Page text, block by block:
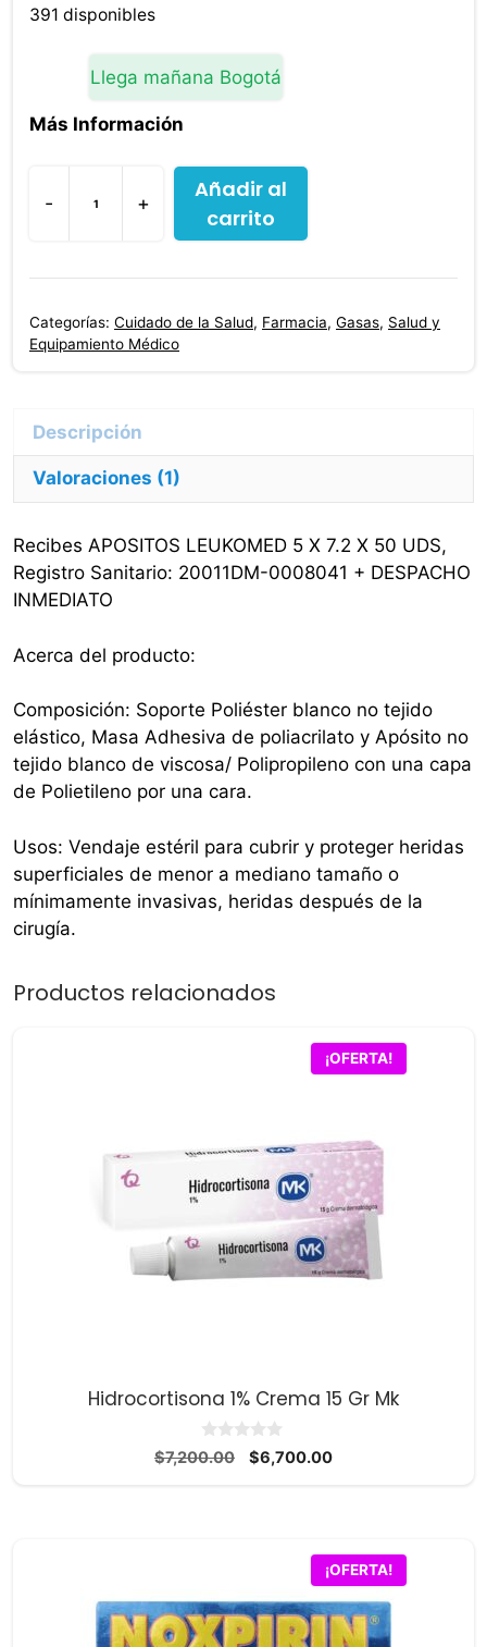
original
$58,600.00.$56,800.00.
391 disponibles
Llega mañana Bogotá
Más Información
-
Apositos
Adhesivo
Leukomed
X
Uds
cantidad
+
Añadir al
carrito
Categorías: Cuidado de la Salud, Farmacia, Gasas, Salud y
Equipamiento Médico
Valoraciones (1)
Recibes APOSITOS LEUKOMED 5 X 7.2 X 50 UDS,
Registro Sanitario: 20011DM-0008041 + DESPACHO
INMEDIATO
Acerca del producto:
Composición: Soporte Poliéster blanco no tejido
elástico, Masa Adhesiva de poliacrilato y Apósito no
tejido blanco de viscosa/ Polipropileno con una capa
de Polietileno por una cara.
Usos: Vendaje estéril para cubrir y proteger heridas
superficiales de menor a mediano tamaño o
mínimamente invasivas, heridas después de la
cirugía.
Productos relacionados
¡OFERTA!
Hidrocortisona 1% Crema 15 Gr Mk
0
d
$7,200.00
El
$6,700.00El
¡OFERTA!